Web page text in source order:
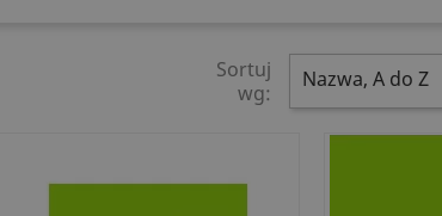
Sortuj
wg:
Nazwa, A do Z